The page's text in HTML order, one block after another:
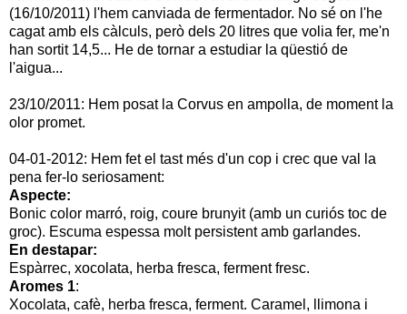
(16/10/2011) l'hem canviada de fermentador. No sé on l'he
cagat amb els càlculs, però dels 20 litres que volia fer, me'n
han sortit 14,5... He de tornar a estudiar la qüestió de
l'aigua...
23/10/2011: Hem posat la Corvus en ampolla, de moment la
olor promet.
04-01-2012: Hem fet el tast més d'un cop i crec que val la
pena fer-lo seriosament:
Aspecte:
Bonic color marró, roig, coure brunyit (amb un curiós toc de
groc). Escuma espessa molt persistent amb garlandes.
En destapar:
Espàrrec, xocolata, herba fresca, ferment fresc.
Aromes 1:
Xocolata, cafè, herba fresca, ferment. Caramel, llimona i